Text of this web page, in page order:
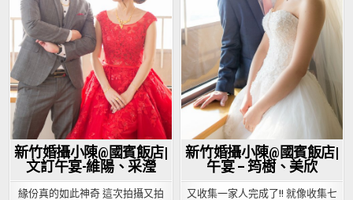
新竹婚攝小陳@國賓飯店|
文訂午宴-維陽、采瀅
緣份真的如此神奇 這次拍攝又拍
新竹婚攝小陳@國賓飯店|
午宴 – 筠樹、美欣
又收集一家人完成了!! 就像收集七